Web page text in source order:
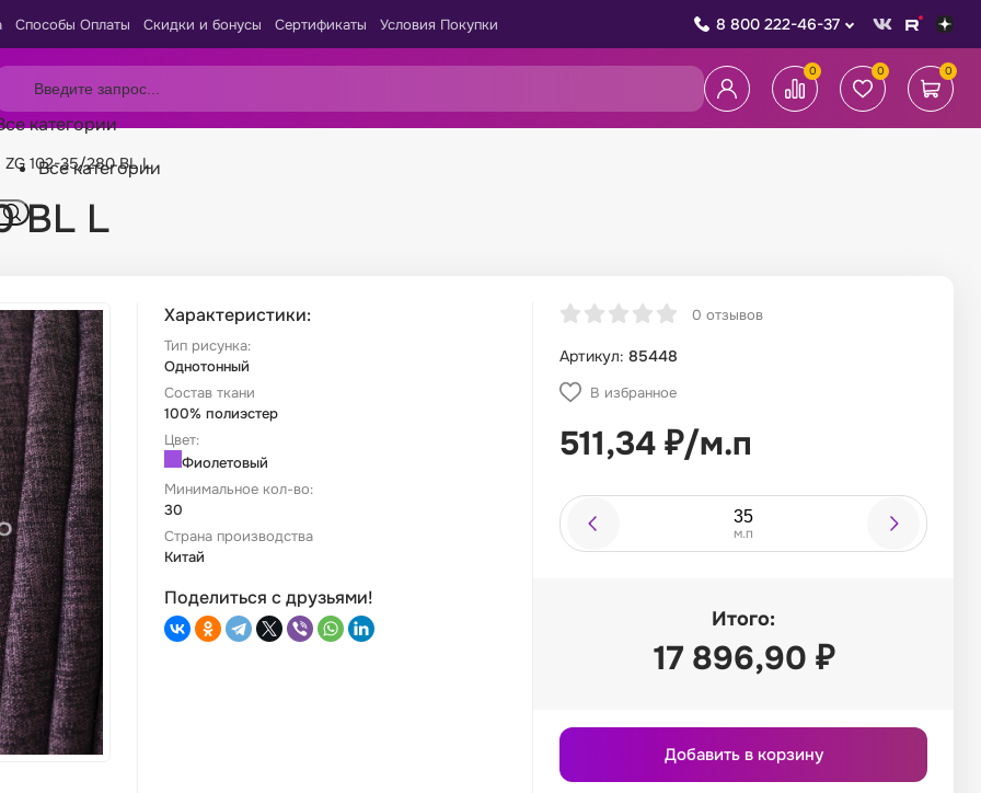
Способы Оплаты Скидки и бонусы Сертификаты Условия Покупки 8 800 222-46-37
категории
Все категории
0 0 0
ZG 102-35/280 BL L
BL L
Характеристики:
Тип рисунка:
Однотонный
Состав ткани
100% полиэстер
Цвет:
Фиолетовый
Минимальное кол-во:
30
Страна производства
Китай
Поделиться с друзьями!
0 отзывов
Артикул: 85448
В избранное
511,34 ₽/м.п
м.п
Итого:
17 896,90 ₽
Добавить в корзину